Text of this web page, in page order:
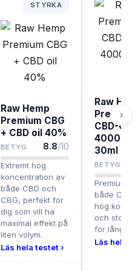
STYRKA
Raw Hemp
Premium CBG
+ CBD oil 40%
BETYG 8.8/10
Extremt hög
koncentration av
både CBD och
CBG, perfekt för
dig som vill ha
maximal effekt på
liten volym.
Läs hela testet ›
Raw
Premium
CBD-
4000-
30ml
BETYG
både CBD
hög
och stor
för
Läs hela
›